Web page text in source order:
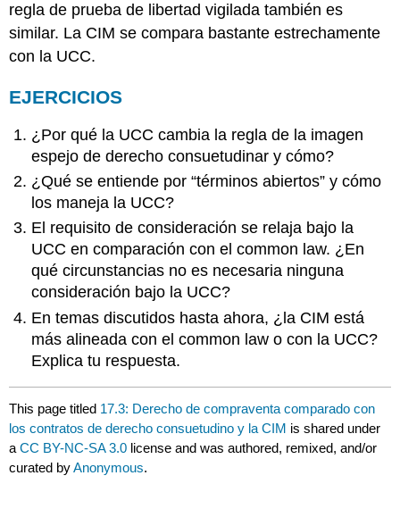
regla de prueba de libertad vigilada también es
similar. La CIM se compara bastante estrechamente
con la UCC.
EJERCICIOS
¿Por qué la UCC cambia la regla de la imagen
espejo de derecho consuetudinar y cómo?
¿Qué se entiende por “términos abiertos” y cómo
los maneja la UCC?
El requisito de consideración se relaja bajo la
UCC en comparación con el common law. ¿En
qué circunstancias no es necesaria ninguna
consideración bajo la UCC?
En temas discutidos hasta ahora, ¿la CIM está
más alineada con el common law o con la UCC?
Explica tu respuesta.
This page titled 17.3: Derecho de compraventa comparado con
los contratos de derecho consuetudino y la CIM is shared under
aCC BY-NC-SA 3.0 license and was authored, remixed, and/or
curated byAnonymous.